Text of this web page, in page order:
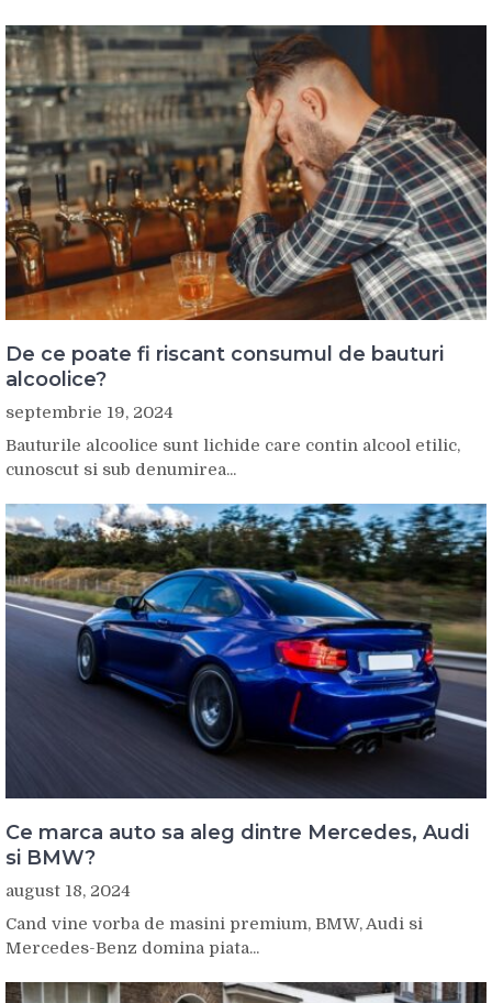
De ce poate fi riscant consumul de bauturi
alcoolice?
septembrie 19, 2024
Bauturile alcoolice sunt lichide care contin alcool etilic,
cunoscut si sub denumirea...
Ce marca auto sa aleg dintre Mercedes, Audi
si BMW?
august 18, 2024
Cand vine vorba de masini premium, BMW, Audi si
Mercedes-Benz domina piata...